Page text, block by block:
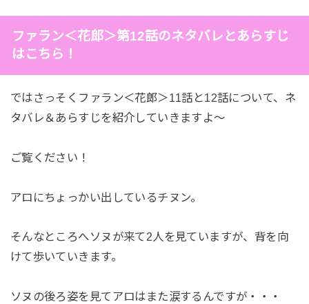
ファラン＜花郎＞第12話のネタバレとあらすじ
はこちら！
ではさっそくファラン＜花郎＞11話と12話について、ネ
タバレ＆あらすじを紹介していきますよ～
ご覧ください！
アロにちょっかい出しているチヌン。
そんなところへソヌが来て2人を見ていますが、背を向
けて歩いていきます。
ソヌの後ろ姿を見てアロはまた涙するんですが・・・